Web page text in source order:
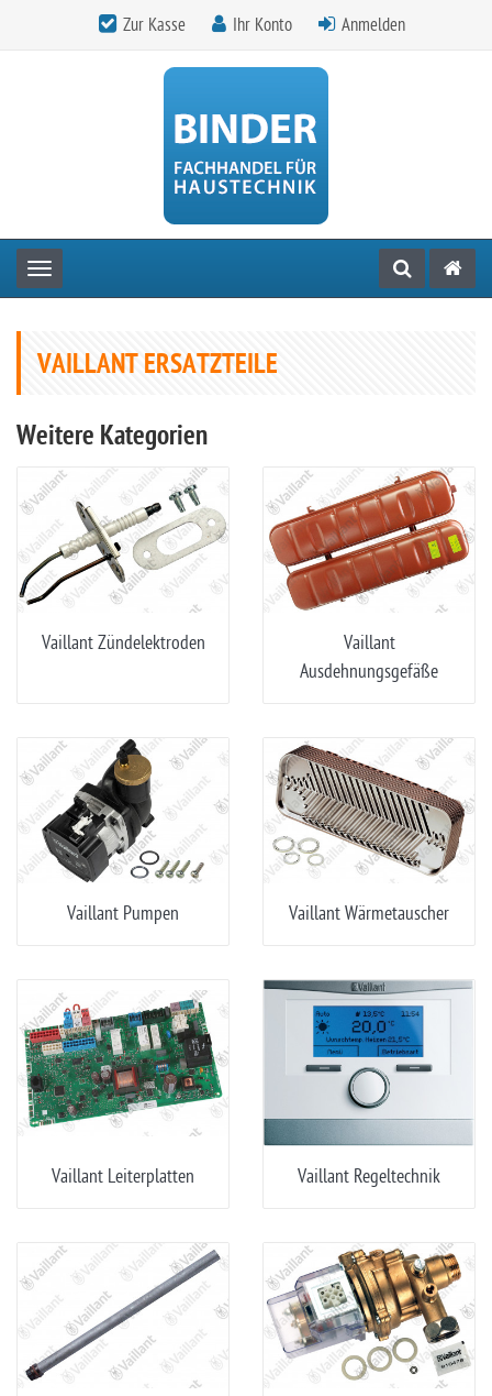
Zur Kasse Ihr Konto Anmelden
Toggle navigation
VAILLANT ERSATZTEILE
Weitere Kategorien
Vaillant Zündelektroden
Vaillant
Ausdehnungsgefäße
Vaillant Pumpen Vaillant Wärmetauscher
Vaillant Leiterplatten Vaillant Regeltechnik